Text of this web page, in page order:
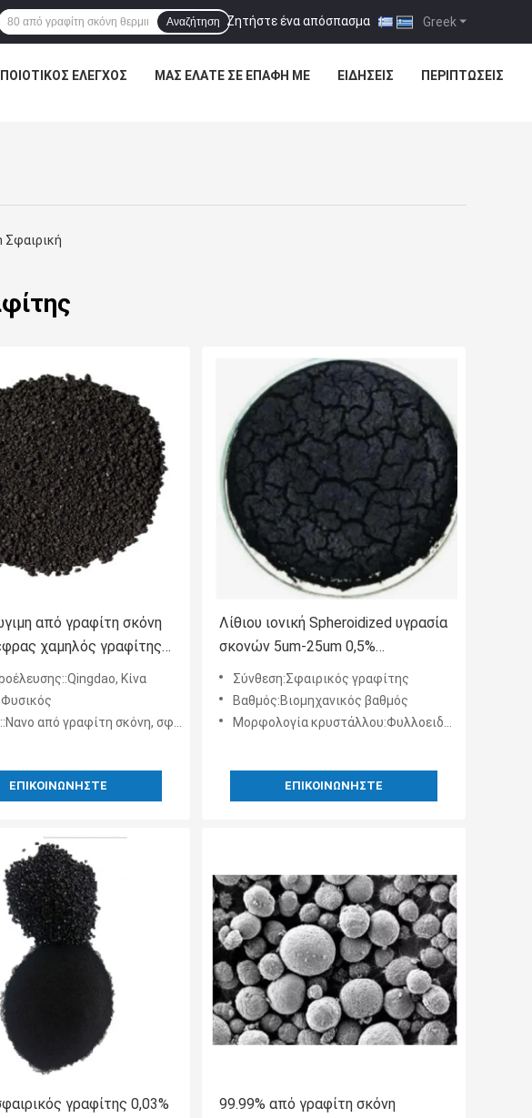
Greek
Ζητήστε ένα απόσπασμα |
Αναζήτηση
ΠΟΙΟΤΙΚΌΣ ΈΛΕΓΧΟΣ ΜΑΣ ΕΛΆΤΕ ΣΕ ΕΠΑΦΉ ΜΕ ΕΙΔΉΣΕΙΣ ΠΕΡΙΠΤΏΣΕΙΣ
Σφαιρική
από γραφίτη σκόνη
χαμηλός γραφίτης
Κίνα
από γραφίτη σκόνη, σφαιρικός γραφίτης
ΕΠΙΚΟΙΝΩΝΉΣΤΕ
Λίθιου ιονική Spheroidized υγρασία
σκονών 5um-25um 0,5%
μπαταριών από γραφίτη
Σύνθεση:Σφαιρικός γραφίτης
Βαθμός:Βιομηχανικός βαθμός
Μορφολογία κρυστάλλου:Φυλλοειδής γραφίτης
ΕΠΙΚΟΙΝΩΝΉΣΤΕ
γραφίτης 0,03%
99.99% από γραφίτη σκόνη